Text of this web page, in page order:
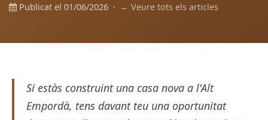
Publicat el 01/06/2026 · ← Veure tots els articles
Si estàs construint una casa nova a l'Alt
Empordà, tens davant teu una oportunitat